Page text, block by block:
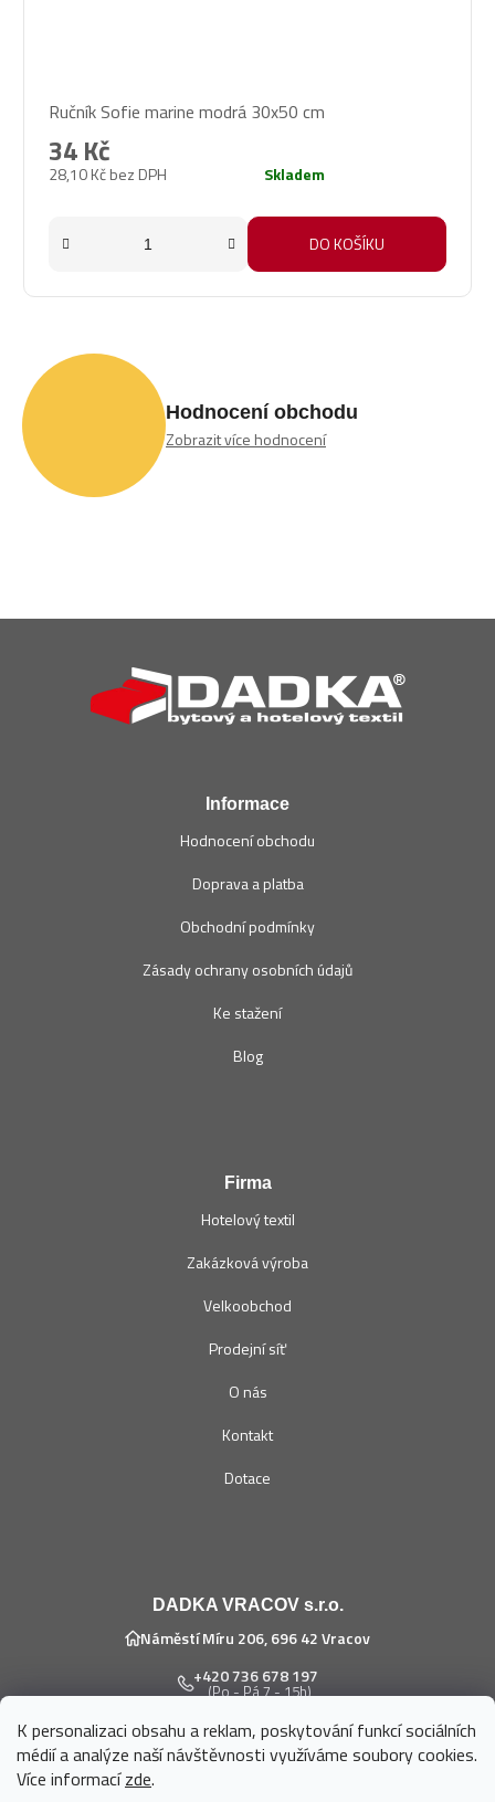
K personalizaci obsahu a reklam, poskytování funkcí sociálních
médií a analýze naší návštěvnosti využíváme soubory cookies.
Více informacízde.
Ručník Sofie marine modrá 30x50 cm
28,10 Kč bez DPH
34 Kč
Skladem
DO KOŠÍKU
Hodnocení obchodu
Zobrazit více hodnocení
Informace
Hodnocení obchodu
Doprava a platba
Obchodní podmínky
Zásady ochrany osobních údajů
Ke stažení
Blog
Firma
Hotelový textil
Zakázková výroba
Velkoobchod
Prodejní síť
O nás
Kontakt
Dotace
DADKA VRACOV s.r.o.
Náměstí Míru 206, 696 42 Vracov
+420 736 678 197
(Po - Pá 7 - 15h)
eshop@dadka.cz